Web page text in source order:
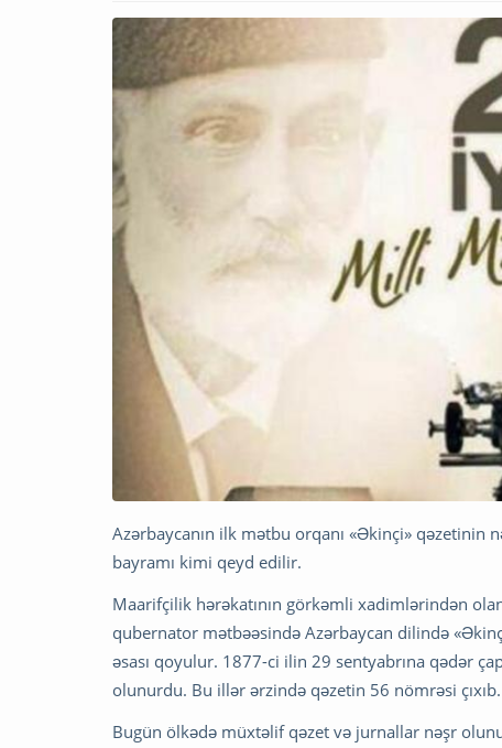
Azərbaycanın ilk mətbu orqanı «Əkinçi» qəzetinin
bayramı kimi qeyd edilir.
Maarifçilik hərəkatının görkəmli xadimlərindən
qubernator mətbəəsində Azərbaycan dilində
əsası qoyulur. 1877-ci ilin 29 sentyabrına qədər
olunurdu. Bu illər ərzində qəzetin 56 nömrəsi çıxıb.
Bugün ölkədə müxtəlif qəzet və jurnallar nəşr